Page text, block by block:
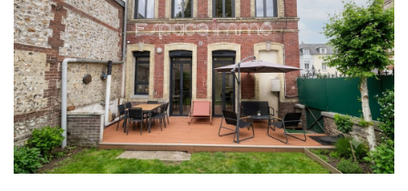
CONTACT
RECRUTEMENT
SERVICES
Actualités
Partenaires
Le palmarès de l'entreprise